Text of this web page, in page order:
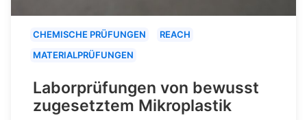
CHEMISCHE PRÜFUNGEN
REACH
MATERIALPRÜFUNGEN
Laborprüfungen von bewusst
zugesetztem Mikroplastik